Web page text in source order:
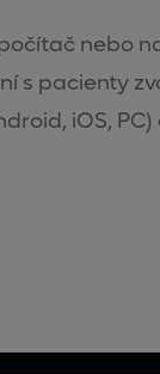
nebo
s pacienty
iOS,